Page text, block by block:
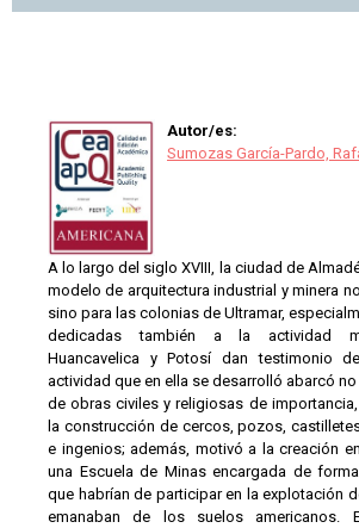
Autor/es:
Sumozas García-Pardo,
A lo largo del siglo XVIII, la ciudad de
modelo de arquitectura industrial y minera
sino para las colonias de Ultramar,
dedicadas también a la actividad
Huancavelica y Potosí dan testimonio
actividad que en ella se desarrolló abarcó
de obras civiles y religiosas de
la construcción de cercos, pozos,
e ingenios; además, motivó a la creación
una Escuela de Minas encargada de
que habrían de participar en la explotación
emanaban de los suelos americanos.